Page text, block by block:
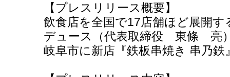
【プレスリリース概要】
飲食店を全国で17店舗ほど展開
デュース（代表取締役 東條 亮
岐阜市に新店『鉄板串焼き 串乃